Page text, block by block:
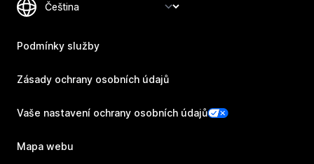
Podmínky služby
Zásady ochrany osobních údajů
Vaše nastavení ochrany osobních údajů
Mapa webu